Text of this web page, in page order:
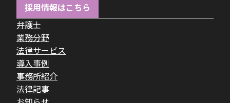
採用情報はこちら
弁護士
業務分野
法律サービス
導入事例
事務所紹介
法律記事